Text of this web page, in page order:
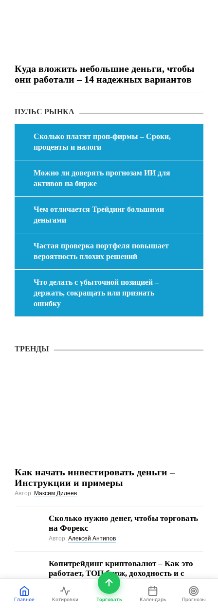
Куда вложить небольшие деньги, чтобы
они работали – 14 надежных вариантов
ПУЛЬС РЫНКА
Сколько платят проп-фирмы – Сроки,
проценты и налоги
Можно ли доверять прогнозам ИИ для
активов на бирже
Чем отличается Трейдинг большими
деньгами
Частая проверка портфеля повышает
вероятность плохих решений
Что делать с убыточной позицией –
держать, сокращать или признать
ошибку
ТРЕНДЫ
Как начать инвестировать деньги –
Инструкции и примеры
Автор: Максим Дилеев
Сколько нужно денег, чтобы торговать
на Форекс
Автор:Алексей Антипов
Копитрейдинг криптовалют – Как это
работает, ТОП бирж, доходность и с
чего начинать
Автор:Александр Орлов
Главное Котировки Торговать Календарь Прогнозы